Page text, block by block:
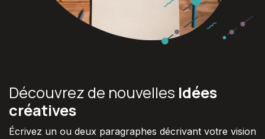
Découvrez de nouvelles Idées
créatives
Écrivez un ou deux paragraphes décrivant votre vision